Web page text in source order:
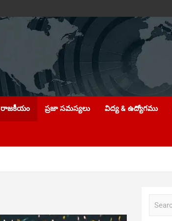
రాజకీయం ప్రజా సమస్యలు విద్య & ఉద్యోగము